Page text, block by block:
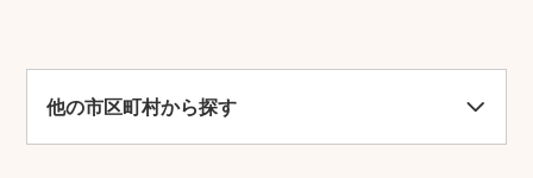
他の市区町村から探す